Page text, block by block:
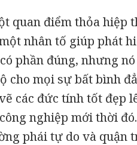
quan điểm thỏa hiệp
nhân tố giúp phát
phần đúng, nhưng
cho mọi sự bất bình
các đức tính tốt đẹp
nghiệp mới thời
phái tự do và quận